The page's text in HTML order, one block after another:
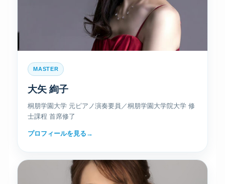
MASTER
大矢 絢子
桐朋学園大学 元ピアノ演奏要員／桐朋学園大学院大学 修
士課程 首席修了
プロフィールを見る